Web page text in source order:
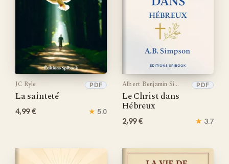
JC Ryle
La sainteté
PDF
4,99 € ★ 5.0
Albert Benjamin Simpson
Le Christ dans
Hébreux
PDF
2,99 € ★ 3.7